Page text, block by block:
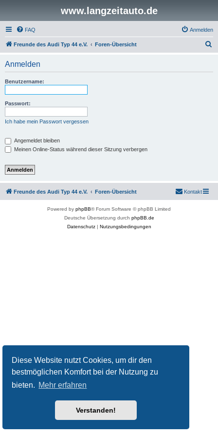
Diese Website nutzt Cookies, um dir den
bestmöglichen Komfort bei der Nutzung zu
bieten. Mehr erfahren
Verstanden!
www.langzeitauto.de
FAQ Anmelden
Freunde des Audi Typ 44 e.V. Foren-Übersicht
Anmelden
Benutzername:
Passwort:
Ich habe mein Passwort vergessen
Angemeldet bleiben
Meinen Online-Status während dieser Sitzung verbergen
Freunde des Audi Typ 44 e.V. Foren-Übersicht Kontakt
Powered by phpBB® Forum Software © phpBB Limited
Deutsche Übersetzung durch phpBB.de
Datenschutz| Nutzungsbedingungen